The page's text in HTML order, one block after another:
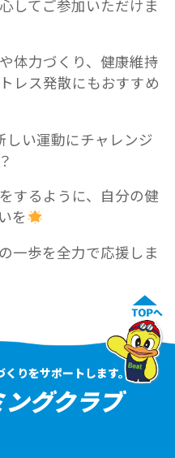
してご参加いただけま
体力づくり、健康維持
レス発散にもおすすめ
しい運動にチャレンジ
するように、自分の健
を
一歩を全力で応援しま
りをサポートします。
グクラブ